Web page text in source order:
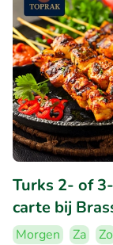
Turks 2- of
carte bij
Morgen Za Zo